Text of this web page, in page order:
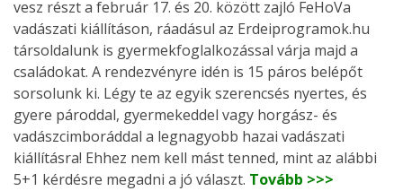
vesz részt a február 17. és 20. között zajló FeHoVa
vadászati kiállításon, ráadásul az Erdeiprogramok.hu
társoldalunk is gyermekfoglalkozással várja majd a
családokat. A rendezvényre idén is 15 páros belépőt
sorsolunk ki. Légy te az egyik szerencsés nyertes, és
gyere pároddal, gyermekeddel vagy horgász- és
vadászcimboráddal a legnagyobb hazai vadászati
kiállításra! Ehhez nem kell mást tenned, mint az alábbi
5+1 kérdésre megadni a jó választ. Tovább >>>